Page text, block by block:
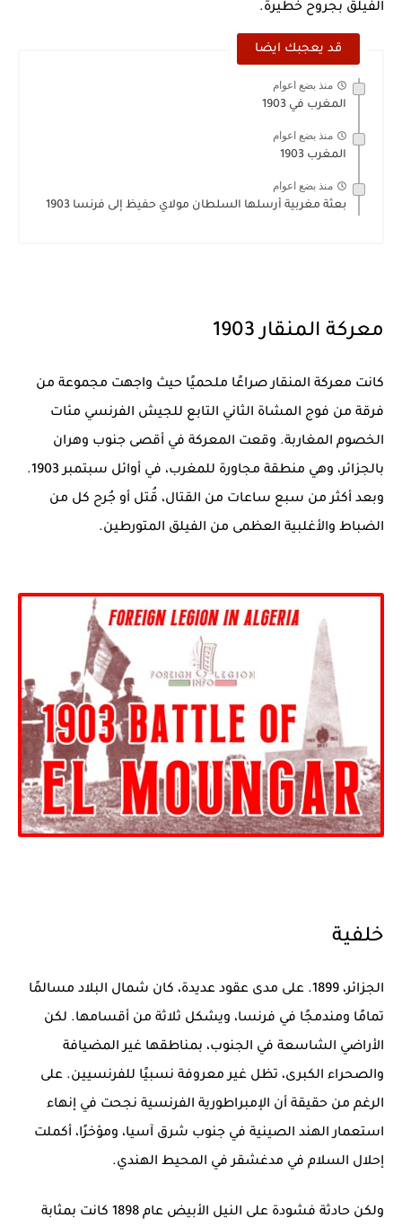
الفيلق بجروح خطيرة.
قد يعجبك ايضا
منذ بضع اعوام
المغرب في 1903
منذ بضع اعوام
المغرب 1903
منذ بضع اعوام
بعثة مغربية أرسلها السلطان مولاي حفيظ إلى فرنسا 1903
معركة المنقار 1903
كانت معركة المنقارصراعًا ملحميًا حيث واجهت مجموعة من
فرقة من فوج المشاة الثاني التابع للجيش الفرنسي مئات
الخصوم المغاربة. وقعت المعركة في أقصى جنوب وهران
بالجزائر، وهي منطقة مجاورة للمغرب، في أوائل سبتمبر 1903.
وبعد أكثر من سبع ساعات من القتال، قُتل أو جُرح كل من
الضباط والأغلبية العظمى من الفيلق المتورطين.
خلفية
الجزائر، 1899. على مدى عقود عديدة، كان شمال البلاد مسالمًا
تمامًا ومندمجًا في فرنسا، ويشكل ثلاثة من أقسامها. لكن
الأراضي الشاسعة في الجنوب، بمناطقها غير المضيافة
والصحراء الكبرى، تظل غير معروفة نسبيًا للفرنسيين. على
الرغم من حقيقة أن الإمبراطورية الفرنسية نجحت في إنهاء
استعمار الهند الصينية في جنوب شرق آسيا، ومؤخرًا، أكملت
إحلال السلام في مدغشقر في المحيط الهندي.
ولكن حادثة فشودة على النيل الأبيض عام 1898 كانت بمثابة